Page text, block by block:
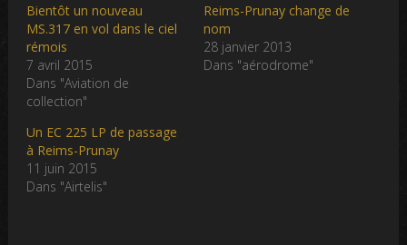
Bientôt un nouveau
MS.317 en vol dans le ciel
rémois
7 avril 2015
Dans "Aviation de
collection"
Reims-Prunay change de
nom
28 janvier 2013
Dans "aérodrome"
Un EC 225 LP de passage
à Reims-Prunay
11 juin 2015
Dans "Airtelis"